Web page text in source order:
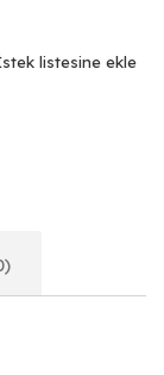
listesine ekle